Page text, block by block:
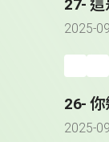
27- 這
2025-
26- 你
2025-